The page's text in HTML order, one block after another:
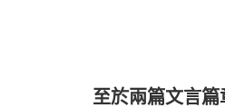
至於兩篇文言